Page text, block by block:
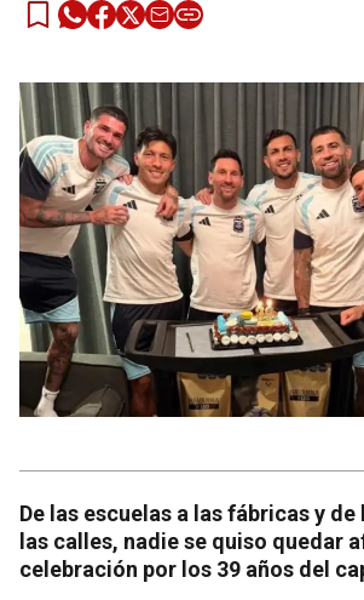
De las escuelas a las fábricas y
las calles, nadie se quiso quedar
celebración por los 39 años del